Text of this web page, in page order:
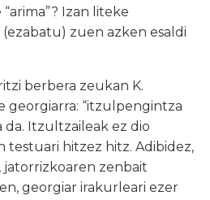
Izan liteke
zuen azken esaldi
berbera zeukan K.
georgiarra: “itzulpengintza
Itzultzaileak ez dio
testuari hitzez hitz. Adibidez,
zenbait
georgiar irakurleari ezer